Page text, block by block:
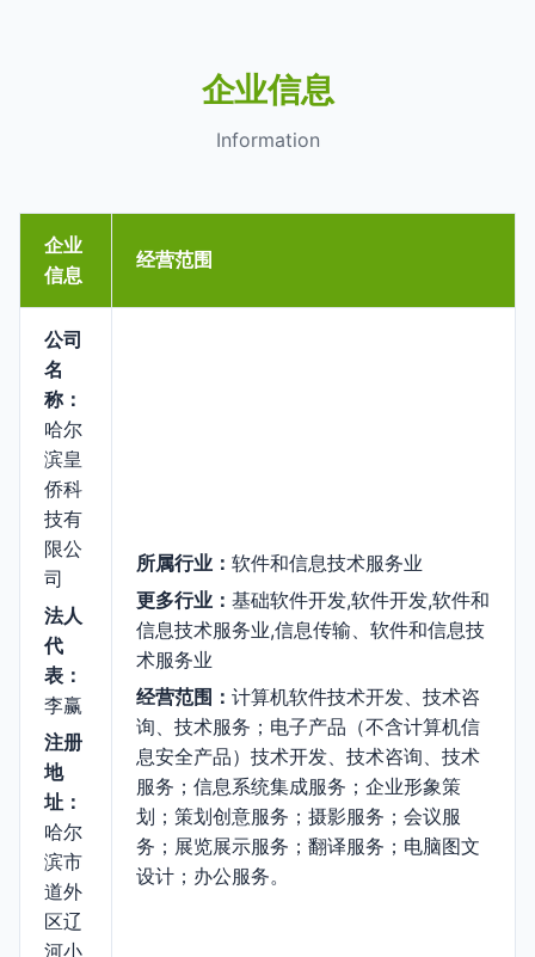
企业信息
Information
企业
信息
经营范围
公司
名
称：
哈尔
滨皇
侨科
技有
限公
司
法人
代
表：
李赢
注册
地
址：
哈尔
滨市
道外
区辽
河小
所属行业： 软件和信息技术服务业
更多行业： 基础软件开发,软件开发,软件和
信息技术服务业,信息传输、软件和信息技
术服务业
经营范围： 计算机软件技术开发、技术咨
询、技术服务；电子产品（不含计算机信
息安全产品）技术开发、技术咨询、技术
服务；信息系统集成服务；企业形象策
划；策划创意服务；摄影服务；会议服
务；展览展示服务；翻译服务；电脑图文
设计；办公服务。